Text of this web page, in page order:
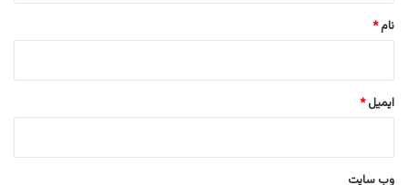
نام*
ایمیل*
وب‌ سایت